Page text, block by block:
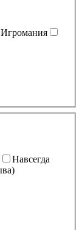
Игромания
Навсегда